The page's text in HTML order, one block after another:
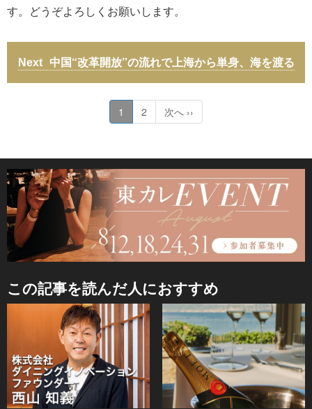
す。どうぞよろしくお願いします。
中国“改革開放”の流れで上海から単身、海を渡る
1 2 次へ ››
この記事を読んだ人におすすめ